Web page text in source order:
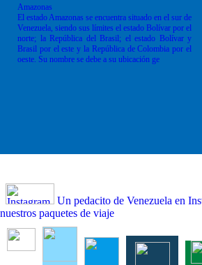
Amazonas
El estado Amazonas se encuentra situado en el sur de
Venezuela, siendo sus límites el estado Bolívar por el
norte; la República del Brasil; el estado Bolívar y
Brasil por el este y la República de Colombia por el
oeste. Su nombre se debe a su ubicación ge
Un pedacito de Venezuela en
nuestros paquetes de viaje